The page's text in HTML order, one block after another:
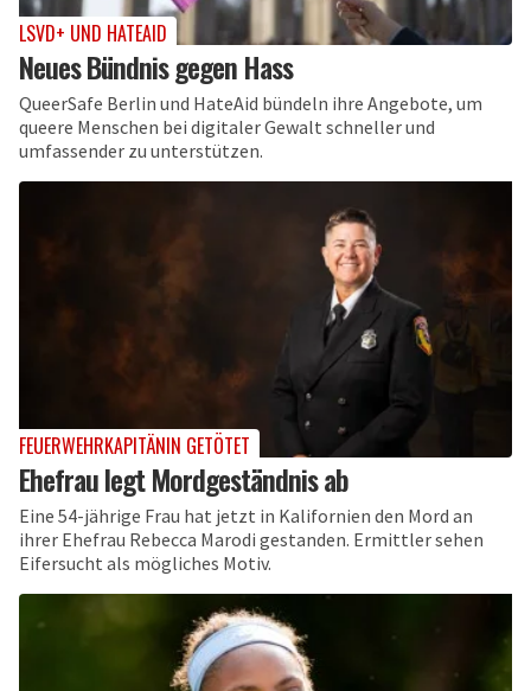
LSVD+ UND HATEAID
Neues Bündnis gegen Hass
QueerSafe Berlin und HateAid bündeln ihre Angebote, um
queere Menschen bei digitaler Gewalt schneller und
umfassender zu unterstützen.
FEUERWEHRKAPITÄNIN GETÖTET
Ehefrau legt Mordgeständnis ab
Eine 54-jährige Frau hat jetzt in Kalifornien den Mord an
ihrer Ehefrau Rebecca Marodi gestanden. Ermittler sehen
Eifersucht als mögliches Motiv.